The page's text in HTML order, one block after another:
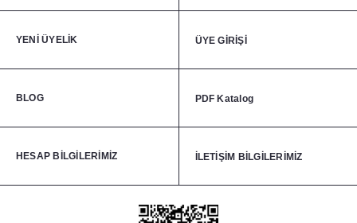
YENİ ÜYELİK ÜYE GİRİŞİ
BLOG PDF Katalog
HESAP BİLGİLERİMİZ İLETİŞİM BİLGİLERİMİZ